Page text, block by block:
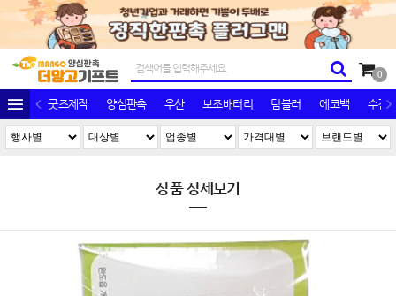
0
굿즈제작 양심판촉 우산 보조배터리 텀블러 에코백 수건/
상품 상세보기